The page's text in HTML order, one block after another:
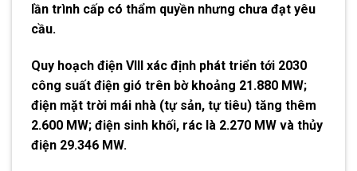
lần trình cấp có thẩm quyền nhưng chưa đạt yêu
cầu.
Quy hoạch điện VIII xác định phát triển tới 2030
công suất điện gió trên bờ khoảng 21.880 MW;
điện mặt trời mái nhà (tự sản, tự tiêu) tăng thêm
2.600 MW; điện sinh khối, rác là 2.270 MW và thủy
điện 29.346 MW.